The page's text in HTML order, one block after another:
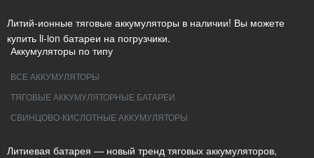
Литий-ионные тяговые аккумуляторы в наличии! Вы можете
купить li-ion батареи на погрузчики.
Аккумуляторы по типу
ВСЕ АККУМУЛЯТОРЫ
ТЯГОВЫЕ АККУМУЛЯТОРНЫЕ БАТАРЕИ
СВИНЦОВО-КИСЛОТНЫЕ АККУМУЛЯТОРЫ
Литиевая батарея — новый тренд тяговых аккумуляторов,